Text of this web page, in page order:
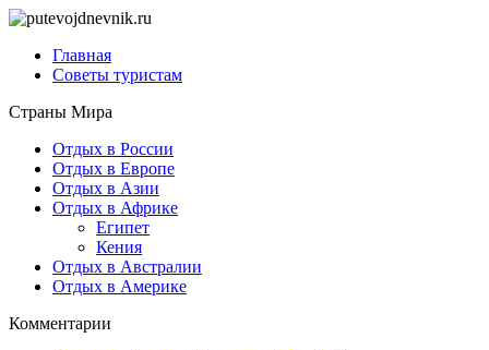
Главная
Советы туристам
Страны Мира
Отдых в России
Отдых в Европе
Отдых в Азии
Отдых в Африке
Египет
Кения
Отдых в Австралии
Отдых в Америке
Комментарии